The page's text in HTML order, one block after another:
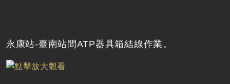
永康站-臺南站間ATP器具箱結線作業。